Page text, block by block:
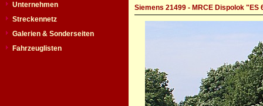
Unternehmen
Streckennetz
Galerien & Sonderseiten
Fahrzeuglisten
Siemens 21499 - MRCE Dispolok "ES